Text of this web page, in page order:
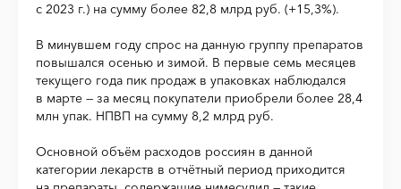
с 2023 г.) на сумму более 82,8 млрд руб. (+15,3%).
В минувшем году спрос на данную группу препаратов
повышался осенью и зимой. В первые семь месяцев
текущего года пик продаж в упаковках наблюдался
в марте — за месяц покупатели приобрели более 28,4
млн упак. НПВП на сумму 8,2 млрд руб.
Основной объём расходов россиян в данной
категории лекарств в отчётный период приходится